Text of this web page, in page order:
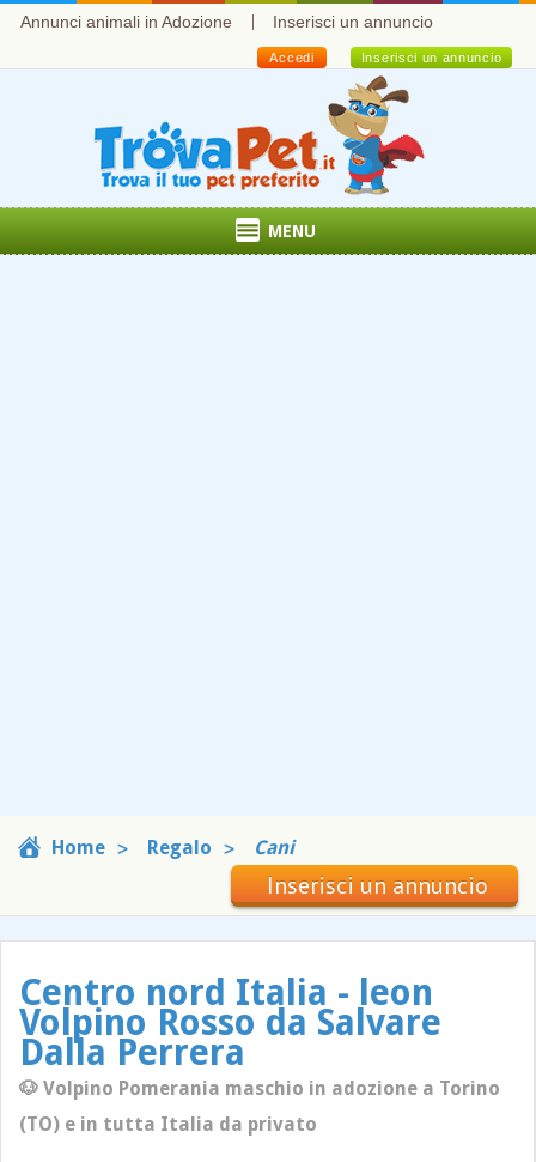
Annunci animali in Adozione Inserisci un annuncio
Inserisci un annuncio
Accedi
MENU
Home Regalo Cani
Inserisci un annuncio
Centro nord Italia - leon
Volpino Rosso da Salvare
Dalla Perrera
🐶 Volpino Pomerania maschio in adozione a Torino
(TO) e in tutta Italia da privato